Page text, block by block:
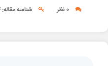
0 نظر
شناسه مقاله: 25124